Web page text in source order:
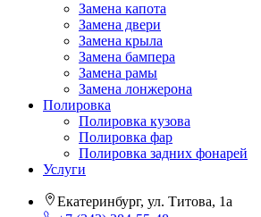
Замена капота
Замена двери
Замена крыла
Замена бампера
Замена рамы
Замена лонжерона
Полировка
Полировка кузова
Полировка фар
Полировка задних фонарей
Услуги
Екатеринбург, ул. Титова, 1а